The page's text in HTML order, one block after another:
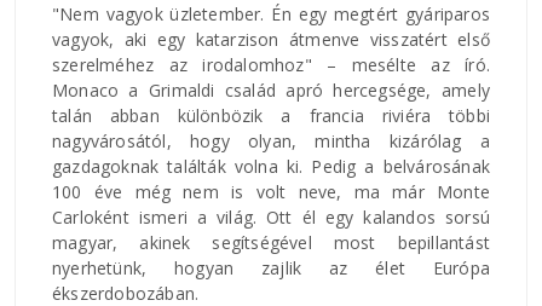
"Nem vagyok üzletember. Én egy megtért gyáriparos
vagyok, aki egy katarzison átmenve visszatért első
szerelméhez az irodalomhoz" – mesélte az író.
Monaco a Grimaldi család apró hercegsége, amely
talán abban különbözik a francia riviéra többi
nagyvárosától, hogy olyan, mintha kizárólag a
gazdagoknak találták volna ki. Pedig a belvárosának
100 éve még nem is volt neve, ma már Monte
Carloként ismeri a világ. Ott él egy kalandos sorsú
magyar, akinek segítségével most bepillantást
nyerhetünk, hogyan zajlik az élet Európa
ékszerdobozában.